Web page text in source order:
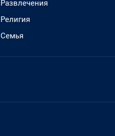
Развлечения
Религия
Семья